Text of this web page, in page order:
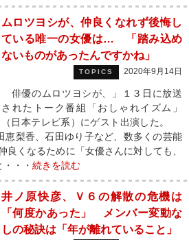
ムロツヨシが、仲良くなれず後悔し
ている唯一の女優は… 「踏み込め
ないものがあったんですかね」
TOPICS 2020年9月14日
俳優のムロツヨシが、」１３日に放送
されたトーク番組「おしゃれイズム」
（日本テレビ系）にゲスト出演した。
恵梨香、石田ゆり子など、数多くの芸能
くなるために「女優さんに対しても、
・・ 続きを読む
井ノ原快彦、Ｖ６の解散の危機は
「何度かあった」 メンバー変動な
しの秘訣は「年が離れていること」